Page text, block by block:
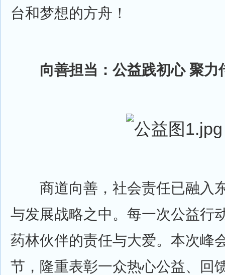
台和梦想的方舟！
向善担当：公益践初心 聚力
商道向善，社会责任已融入
与发展战略之中。每一次公益行
药林伙伴的责任与大爱。本次峰
节，隆重表彰一众热心公益、回